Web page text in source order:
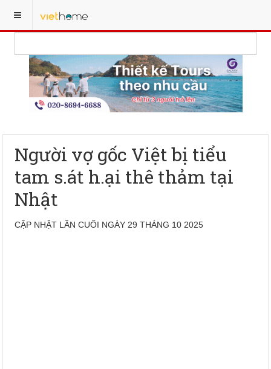
Người vợ gốc Việt bị tiểu
tam s.át h.ại thê thảm tại
Nhật
CẬP NHẬT LẦN CUỐI NGÀY 29 THÁNG 10 2025